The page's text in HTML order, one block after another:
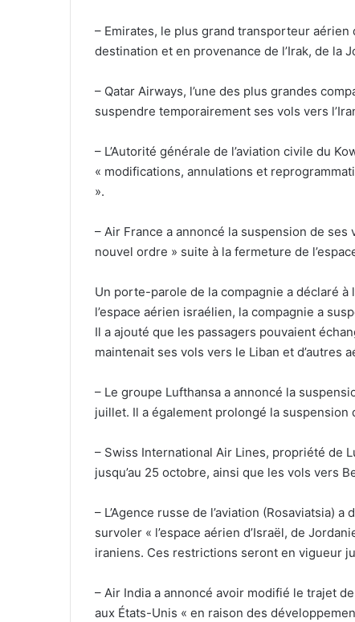
– Emirates, le plus grand transporteur aérien
destination et en provenance de l’Irak, de la
– Qatar Airways, l’une des plus grandes
suspendre temporairement ses vols vers
– L’Autorité générale de l’aviation civile du
« modifications, annulations et
».
– Air France a annoncé la suspension de ses
nouvel ordre » suite à la fermeture de
Un porte-parole de la compagnie a déclaré à
l’espace aérien israélien, la compagnie a
Il a ajouté que les passagers pouvaient
maintenait ses vols vers le Liban et d’autres
– Le groupe Lufthansa a annoncé la
juillet. Il a également prolongé la
– Swiss International Air Lines, propriété de
jusqu’au 25 octobre, ainsi que les vols vers
– L’Agence russe de l’aviation (Rosaviatsia)
survoler « l’espace aérien d’Israël, de
iraniens. Ces restrictions seront en vigueur
– Air India a annoncé avoir modifié le trajet
aux États-Unis « en raison des